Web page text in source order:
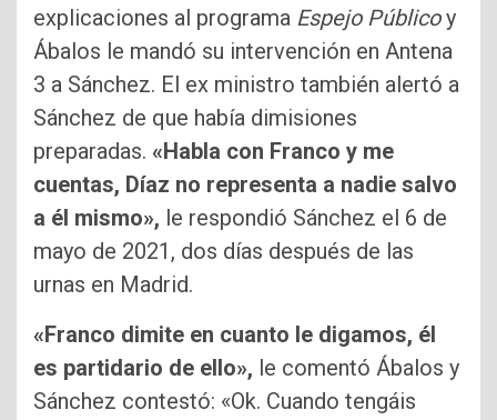
explicaciones al programa Espejo Públicoy
Ábalos le mandó su intervención en Antena
3 a Sánchez. El ex ministro también alertó a
Sánchez de que había dimisiones
preparadas. «Habla con Franco y me
cuentas, Díaz no representa a nadie salvo
a él mismo», le respondió Sánchez el 6 de
mayo de 2021, dos días después de las
urnas en Madrid.
«Franco dimite en cuanto le digamos, él
es partidario de ello», le comentó Ábalos y
Sánchez contestó: «Ok. Cuando tengáis